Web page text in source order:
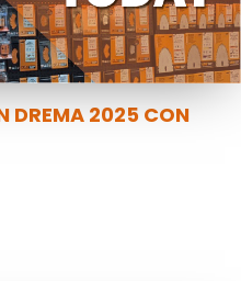
DREMA 2025 CON